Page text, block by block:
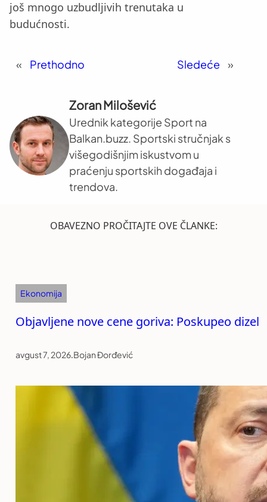
još mnogo uzbudljivih trenutaka u
budućnosti.
« Prethodno Sledeće »
Zoran Milošević
Urednik kategorije Sport na
Balkan.buzz. Sportski stručnjak s
višegodišnjim iskustvom u
praćenju sportskih događaja i
trendova.
OBAVEZNO PROČITAJTE OVE ČLANKE:
Ekonomija
Objavljene nove cene goriva: Poskupeo dizel
avgust 7, 2026.Bojan Đorđević